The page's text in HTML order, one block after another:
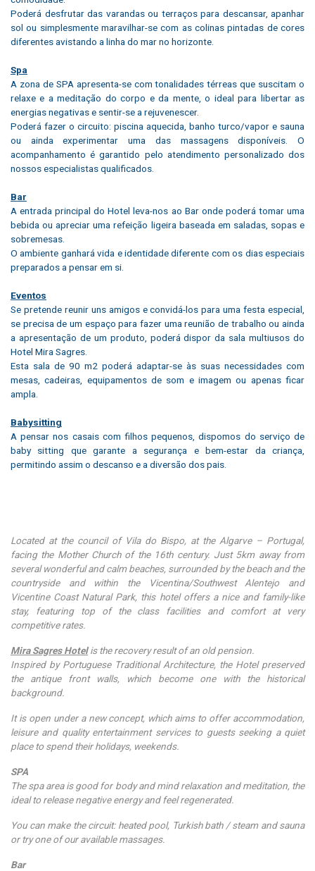
Poderá desfrutar das varandas ou terraços para descansar, apanhar
sol ou simplesmente maravilhar-se com as colinas pintadas de cores
diferentes avistando a linha do mar no horizonte.
Spa
A zona de SPA apresenta-se com tonalidades térreas que suscitam o
relaxe e a meditação do corpo e da mente, o ideal para libertar as
energias negativas e sentir-se a rejuvenescer.
Poderá fazer o circuito: piscina aquecida, banho turco/vapor e sauna
ou ainda experimentar uma das massagens disponíveis. O
acompanhamento é garantido pelo atendimento personalizado dos
nossos especialistas qualificados.
Bar
A entrada principal do Hotel leva-nos ao Bar onde poderá tomar uma
bebida ou apreciar uma refeição ligeira baseada em saladas, sopas e
sobremesas.
O ambiente ganhará vida e identidade diferente com os dias especiais
preparados a pensar em si.
Eventos
Se pretende reunir uns amigos e convidá-los para uma festa especial,
se precisa de um espaço para fazer uma reunião de trabalho ou ainda
a apresentação de um produto, poderá dispor da sala multiusos do
Hotel Mira Sagres.
Esta sala de 90 m2 poderá adaptar-se às suas necessidades com
mesas, cadeiras, equipamentos de som e imagem ou apenas ficar
ampla.
Babysitting
A pensar nos casais com filhos pequenos, dispomos do serviço de
baby sitting que garante a segurança e bem-estar da criança,
permitindo assim o descanso e a diversão dos pais.
Located at the council of Vila do Bispo, at the Algarve – Portugal,
facing the Mother Church of the 16th century. Just 5km away from
several wonderful and calm beaches, surrounded by the beach and the
countryside and within the Vicentina/Southwest Alentejo and
Vicentine Coast Natural Park, this hotel offers a nice and family-like
stay, featuring top of the class facilities and comfort at very
competitive rates.
Mira Sagres Hotelis the recovery result of an old pension.
Inspired by Portuguese Traditional Architecture, the Hotel preserved
the antique front walls, which become one with the historical
background.
It is open under a new concept, which aims to offer accommodation,
leisure and quality entertainment services to guests seeking a quiet
place to spend their holidays, weekends.
SPA
The spa area is good for body and mind relaxation and meditation, the
ideal to release negative energy and feel regenerated.
You can make the circuit: heated pool, Turkish bath / steam and sauna
or try one of our available massages.
Bar